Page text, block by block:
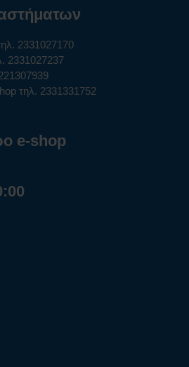
2331027170
2331027237
τηλ. 2331331752
e-shop